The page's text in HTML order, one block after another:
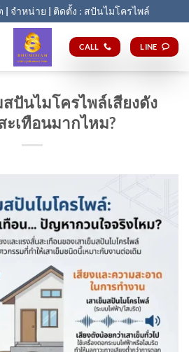
| จำหน่าย | ติดตั้ง : สปันไมโครไพล์
CALL LINE
สปันไมโครไพล์เสียงดัง
ะเทือนมากไหม?